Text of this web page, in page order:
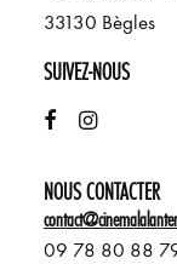
33130 Bègles
SUIVEZ-NOUS
NOUS CONTACTER
09 78 80 88